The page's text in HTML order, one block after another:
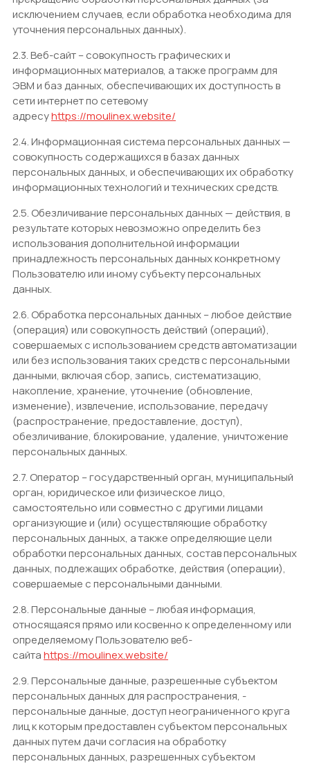
исключением случаев, если обработка необходима для
уточнения персональных данных).
2.3. Веб-сайт – совокупность графических и
информационных материалов, а также программ для
ЭВМ и баз данных, обеспечивающих их доступность в
сети интернет по сетевому
адресуhttps://moulinex.website/
2.4. Информационная система персональных данных —
совокупность содержащихся в базах данных
персональных данных, и обеспечивающих их обработку
информационных технологий и технических средств.
2.5. Обезличивание персональных данных — действия, в
результате которых невозможно определить без
использования дополнительной информации
принадлежность персональных данных конкретному
Пользователю или иному субъекту персональных
данных.
2.6. Обработка персональных данных – любое действие
(операция) или совокупность действий (операций),
совершаемых с использованием средств автоматизации
или без использования таких средств с персональными
данными, включая сбор, запись, систематизацию,
накопление, хранение, уточнение (обновление,
изменение), извлечение, использование, передачу
(распространение, предоставление, доступ),
обезличивание, блокирование, удаление, уничтожение
персональных данных.
2.7. Оператор – государственный орган, муниципальный
орган, юридическое или физическое лицо,
самостоятельно или совместно с другими лицами
организующие и (или) осуществляющие обработку
персональных данных, а также определяющие цели
обработки персональных данных, состав персональных
данных, подлежащих обработке, действия (операции),
совершаемые с персональными данными.
2.8. Персональные данные – любая информация,
относящаяся прямо или косвенно к определенному или
определяемому Пользователю веб-
сайтаhttps://moulinex.website/
2.9. Персональные данные, разрешенные субъектом
персональных данных для распространения, -
персональные данные, доступ неограниченного круга
лиц к которым предоставлен субъектом персональных
данных путем дачи согласия на обработку
персональных данных, разрешенных субъектом